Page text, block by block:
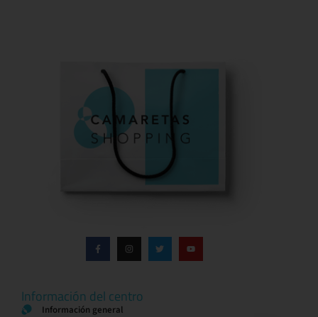
Información del centro
Información general